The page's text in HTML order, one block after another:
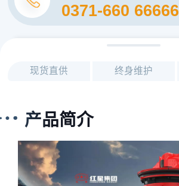
0371-660 66666
现货直供 终身维护
产品简介